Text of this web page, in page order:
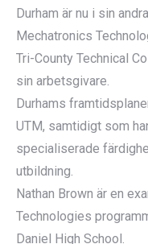
Durham är nu i sin
Mechatronics
Tri-County Technical
sin arbetsgivare.
Durhams
UTM, samtidigt som
specialiserade
utbildning.
Nathan Brown är en
Technologies
Daniel High School.